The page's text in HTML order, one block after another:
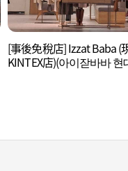
[事後免稅店] Izzat Baba (
KINTEX店)(아이잗바바